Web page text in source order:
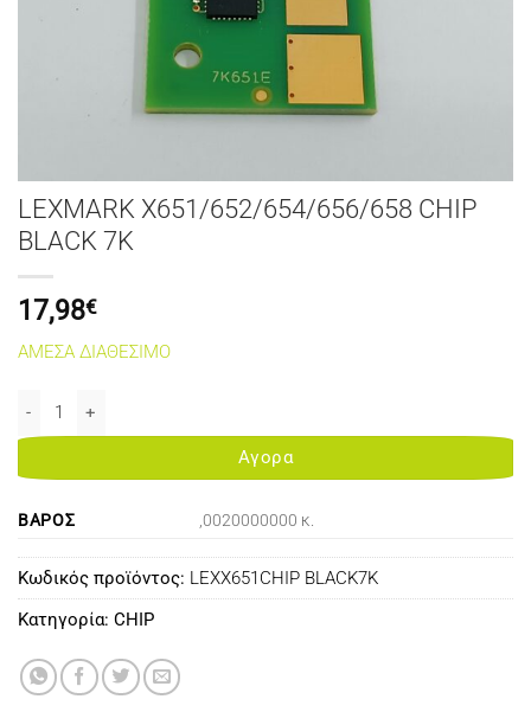
LEXMARK X651/652/654/656/658 CHIP
BLACK 7K
17,98€
ΑΜΕΣΑ ΔΙΑΘΕΣΙΜΟ
LEXMARK X651/652/654/656/658 CHIP BLACK 7K ποσότητα
Αγορα
ΒΆΡΟΣ ,0020000000 κ.
Κωδικός προϊόντος: LEXX651CHIP BLACK7K
Κατηγορία: CHIP